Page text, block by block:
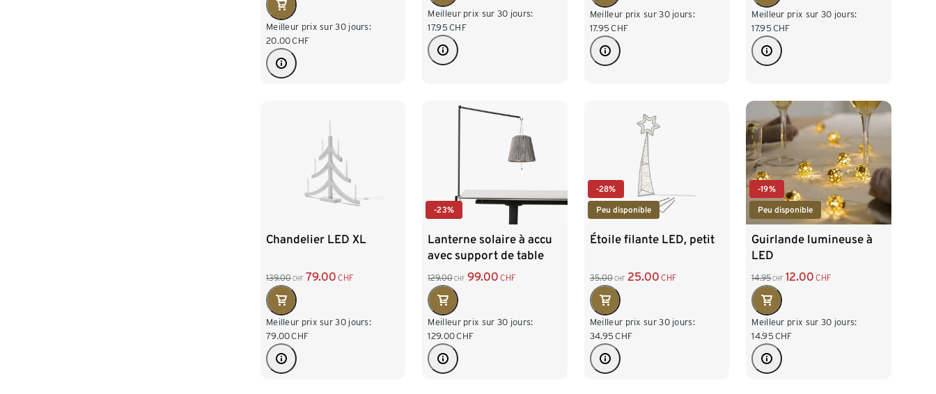
Meilleur prix sur 30 jours:
20.00CHF
Meilleur prix sur 30 jours:
17.95 CHF
Meilleur prix sur 30 jours:
17.95 CHF
Meilleur prix sur 30 jours:
17.95 CHF
Chandelier LED XL
139.00 CHF 79.00 CHF
Meilleur prix sur 30 jours:
79.00CHF
-23%
Lanterne solaire à accu
avec support de table
129.00 CHF 99.00 CHF
Meilleur prix sur 30 jours:
129.00CHF
-28%
Peu disponible
Étoile filante LED, petit
35.00 CHF 25.00 CHF
Meilleur prix sur 30 jours:
34.95 CHF
-19%
Peu disponible
Guirlande lumineuse à
LED
14.95 CHF 12.00 CHF
Meilleur prix sur 30 jours:
14.95 CHF